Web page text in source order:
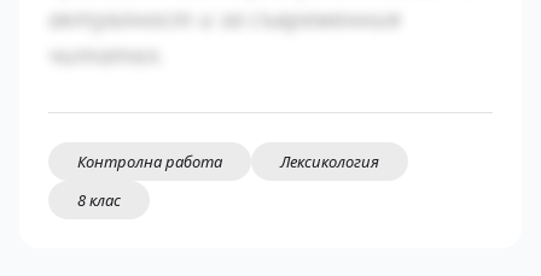
актуалност и за съвременния
читател.
Контролна работа
Лексикология
8 клас